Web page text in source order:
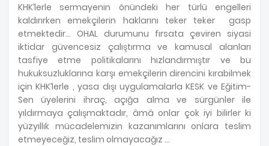
KHK’lerle sermayenin önündeki her türlü engelleri
kaldırırken emekçilerin haklarını teker teker gasp
etmektedir… OHAL durumunu fırsata çeviren siyasi
iktidar güvencesiz çalıştırma ve kamusal alanları
tasfiye etme politikalarını hızlandırmıştır ve bu
hukuksuzluklarına karşı emekçilerin direncini kırabilmek
için KHK’lerle , yasa dışı uygulamalarla KESK ve Eğitim-
Sen üyelerini ihraç, açığa alma ve sürgünler ile
yıldırmaya çalışmaktadır, âmâ onlar çok iyi bilirler ki
yüzyıllık mücadelemizin kazanımlarını onlara teslim
etmeyeceğiz, teslim olmayacağız …